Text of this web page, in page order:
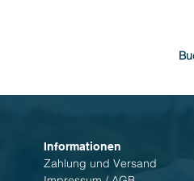
Informationen
Zahlung und Versand